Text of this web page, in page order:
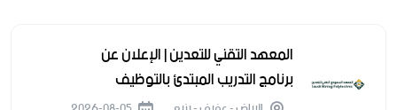
المعهد التقني للتعدين | الإعلان عن
برنامج التدريب المبتدئ بالتوظيف